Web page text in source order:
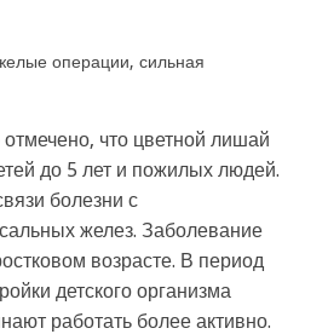
операции, сильная
что цветной лишай
до 5 лет и пожилых людей.
болезни с
желез. Заболевание
возрасте. В период
детского организма
работать более активно.